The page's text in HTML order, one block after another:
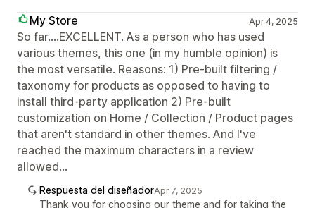
My Store Apr 4, 2025
So far....EXCELLENT. As a person who has used
various themes, this one (in my humble opinion) is
the most versatile. Reasons: 1) Pre-built filtering /
taxonomy for products as opposed to having to
install third-party application 2) Pre-built
customization on Home / Collection / Product pages
that aren't standard in other themes. And I've
reached the maximum characters in a review
allowed...
Respuesta del diseñadorApr 7, 2025
Thank you for choosing our theme and for taking the